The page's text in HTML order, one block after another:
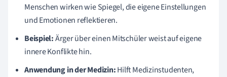
Menschen wirken wie Spiegel, die eigene Einstellungen
und Emotionen reflektieren.
Beispiel:Ärger über einen Mitschüler weist auf eigene
innere Konflikte hin.
Anwendung in der Medizin:Hilft Medizinstudenten,